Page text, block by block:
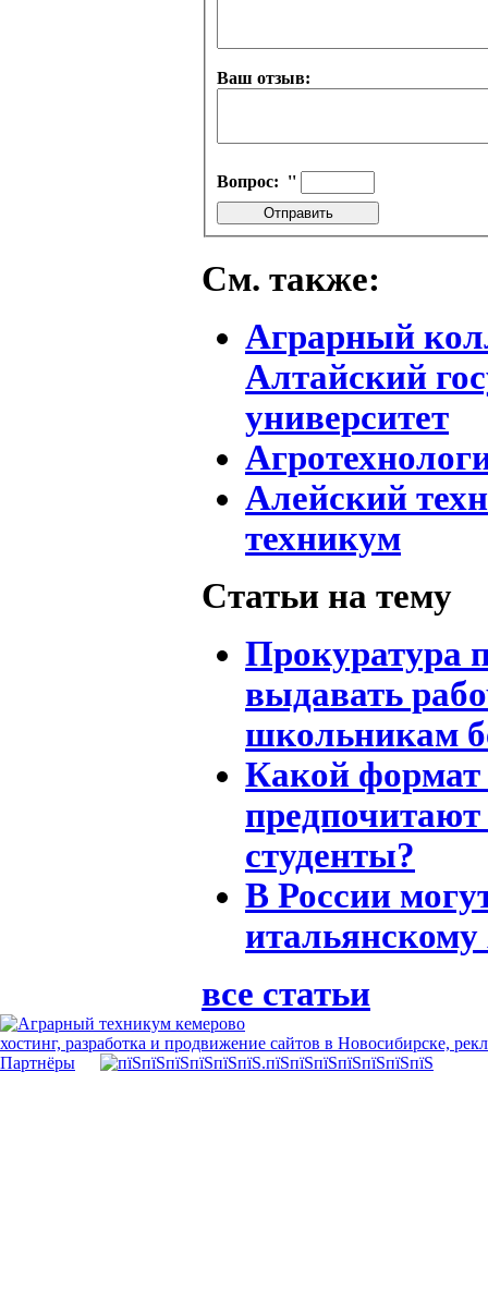
Ваш отзыв:
Вопрос: ''
См. также:
Аграрный
Алтайский
университет
Алейский
техникум
Статьи на тему
Прокуратура
выдавать
школьникам
Какой формат
студенты?
В России
все статьи
хостинг, разработка и продвижение сайтов в Новосибирске,
Партнёры